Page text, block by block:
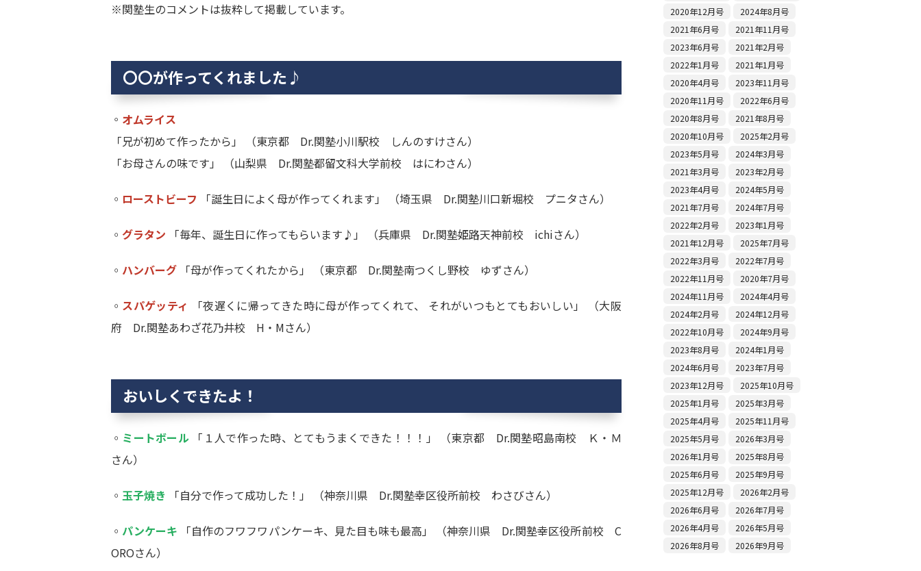
※関塾生のコメントは抜粋して掲載しています。
〇〇が作ってくれました♪
◦ オムライス
「兄が初めて作ったから」 （東京都 Dr.関塾小川駅校 しんのすけさん）
「お母さんの味です」 （山梨県 Dr.関塾都留文科大学前校 はにわさん）
◦ ローストビーフ 「誕生日によく母が作ってくれます」 （埼玉県 Dr.関塾川口新堀校 プニタさん）
◦ グラタン 「毎年、誕生日に作ってもらいます♪」 （兵庫県 Dr.関塾姫路天神前校 ichiさん）
◦ ハンバーグ 「母が作ってくれたから」 （東京都 Dr.関塾南つくし野校 ゆずさん）
◦ スパゲッティ
「夜遅くに帰ってきた時に母が作ってくれて、 それがいつもとてもおいしい」 （大阪
府 Dr.関塾あわざ花乃井校 H・Mさん）
おいしくできたよ！
◦ ミートボール 「１人で作った時、とてもうまくできた！！！」 （東京都 Dr.関塾昭島南校 Ｋ・Ｍ
さん）
◦ 玉子焼き 「自分で作って成功した！」 （神奈川県 Dr.関塾幸区役所前校 わさびさん）
◦ パンケーキ 「自作のフワフワパンケーキ、見た目も味も最高」 （神奈川県 Dr.関塾幸区役所前校 C
OROさん）
2020年12月号
2024年8月号
2021年6月号
2021年11月号
2023年6月号
2021年2月号
2022年1月号
2021年1月号
2020年4月号
2023年11月号
2020年11月号
2022年6月号
2020年8月号
2021年8月号
2020年10月号
2025年2月号
2023年5月号
2024年3月号
2021年3月号
2023年2月号
2023年4月号
2024年5月号
2021年7月号
2024年7月号
2022年2月号
2023年1月号
2021年12月号
2025年7月号
2022年3月号
2022年7月号
2022年11月号
2020年7月号
2024年11月号
2024年4月号
2024年2月号
2024年12月号
2022年10月号
2024年9月号
2023年8月号
2024年1月号
2024年6月号
2023年7月号
2023年12月号
2025年10月号
2025年1月号
2025年3月号
2025年4月号
2025年11月号
2025年5月号
2026年3月号
2026年1月号
2025年8月号
2025年6月号
2025年9月号
2025年12月号
2026年2月号
2026年6月号
2026年7月号
2026年4月号
2026年5月号
2026年8月号
2026年9月号